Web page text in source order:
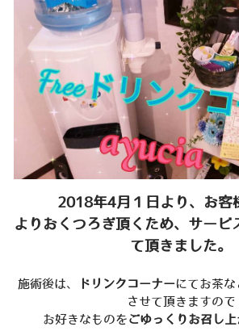
2018年4月１日より、お客
よりおくつろぎ頂くため、サービ
て頂きました。
施術後は、 ドリンクコーナーにてお茶な
させて頂きますので
お好きなものをごゆっくりお召し